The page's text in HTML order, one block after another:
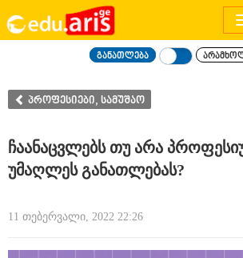
განათლება
პროფესიები, სამუშაო
ჩაანაცვლებს თუ არა
უმაღლეს განათლებას?
11 თებერვალი, 2022 22:26